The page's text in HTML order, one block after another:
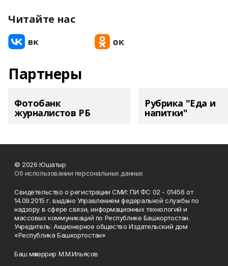
Читайте нас
Партнеры
Фотобанк
журналистов РБ
Рубрика "Еда и
напитки"
© 2026 Юшатыр
Об использовании персональных данных
Свидетельство о регистрации СМИ: ПИ ФС 02 - 01456 от
14.09.2015 г. выдано Управлением федеральной службы по
надзору в сфере связи, информационных технологий и
массовых коммуникаций по Республике Башкортостан.
Учредитель: Акционерное общество Издательский дом
«Республика Башкортостан»
Баш мөхәррир М.М.Ильясов